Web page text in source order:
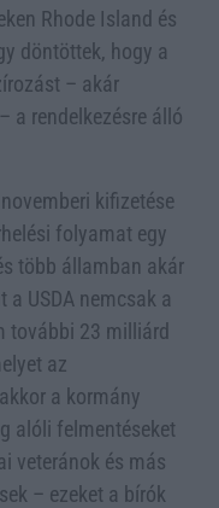
Rhode Island és
döntöttek, hogy a
– akár
a rendelkezésre álló
kifizetése
folyamat egy
több államban akár
USDA nemcsak a
további 23 milliárd
az
a kormány
alóli felmentéseket
veteránok és más
– ezeket a bírók